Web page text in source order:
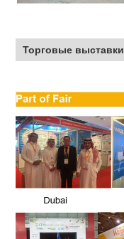
Торговые выставки